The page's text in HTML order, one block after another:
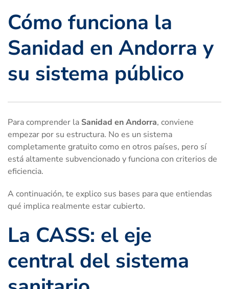
Cómo funciona la
Sanidad en Andorra y
su sistema público
Para comprender la Sanidad en Andorra, conviene
empezar por su estructura. No es un sistema
completamente gratuito como en otros países, pero sí
está altamente subvencionado y funciona con criterios de
eficiencia.
A continuación, te explico sus bases para que entiendas
qué implica realmente estar cubierto.
La CASS: el eje
central del sistema